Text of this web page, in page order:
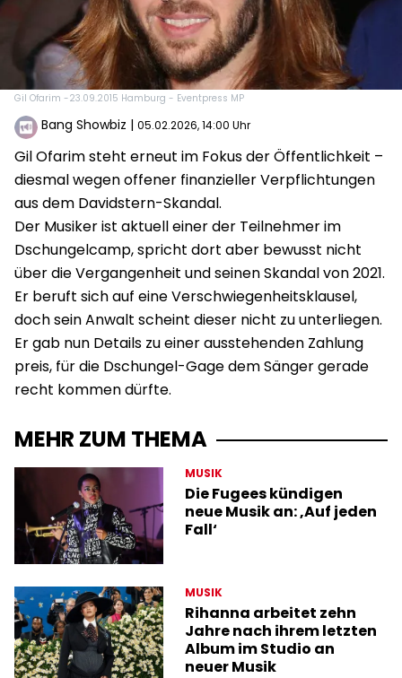
Gil Ofarim -23.09.2015 Hamburg - Eventpress MP
Bang Showbiz | 05.02.2026, 14:00 Uhr
Gil Ofarim steht erneut im Fokus der Öffentlichkeit –
diesmal wegen offener finanzieller Verpflichtungen
aus dem Davidstern-Skandal.
Der Musiker ist aktuell einer der Teilnehmer im
Dschungelcamp, spricht dort aber bewusst nicht
über die Vergangenheit und seinen Skandal von 2021.
Er beruft sich auf eine Verschwiegenheitsklausel,
doch sein Anwalt scheint dieser nicht zu unterliegen.
Er gab nun Details zu einer ausstehenden Zahlung
preis, für die Dschungel-Gage dem Sänger gerade
recht kommen dürfte.
MEHR ZUM THEMA
MUSIK
Die Fugees kündigen
neue Musik an: ‚Auf jeden
Fall‘
MUSIK
Rihanna arbeitet zehn
Jahre nach ihrem letzten
Album im Studio an
neuer Musik